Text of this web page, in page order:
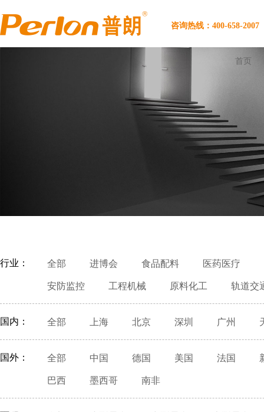
咨询热线：400-658-2007
首页
行业： 全部 进博会 食品配料 医药医疗
安防监控 工程机械 原料化工 轨道交
国内： 全部 上海 北京 深圳 广州
国外： 全部 中国 德国 美国 法国
巴西 墨西哥 南非